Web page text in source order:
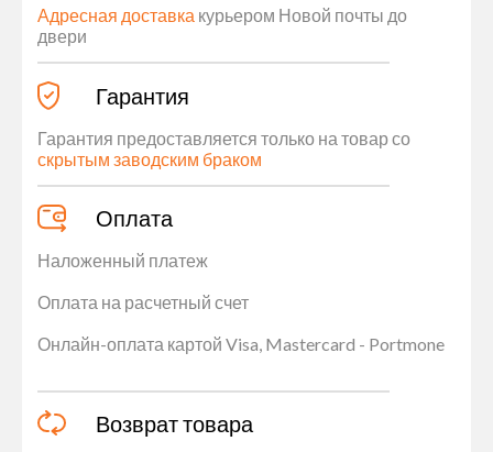
Адресная доставка курьером Новой почты до
двери
Гарантия
Гарантия предоставляется только на товар со
скрытым заводским браком
Оплата
Наложенный платеж
Оплата на расчетный счет
Онлайн-оплата картой Visa, Mastercard - Portmone
Возврат товара